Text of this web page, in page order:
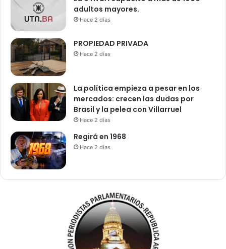
adultos mayores.
Hace 2 días
PROPIEDAD PRIVADA
Hace 2 días
La política empieza a pesar en los
mercados: crecen las dudas por
Brasil y la pelea con Villarruel
Hace 2 días
Regirá en 1968
Hace 2 días